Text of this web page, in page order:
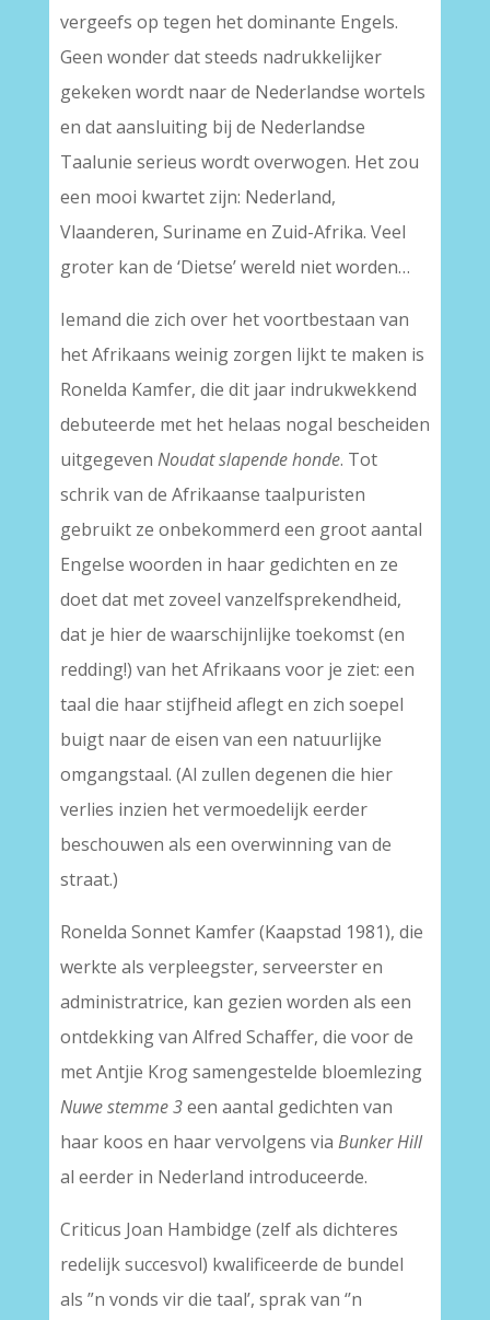
vergeefs op tegen het dominante Engels.
Geen wonder dat steeds nadrukkelijker
gekeken wordt naar de Nederlandse wortels
en dat aansluiting bij de Nederlandse
Taalunie serieus wordt overwogen. Het zou
een mooi kwartet zijn: Nederland,
Vlaanderen, Suriname en Zuid-Afrika. Veel
groter kan de ‘Dietse’ wereld niet worden…
Iemand die zich over het voortbestaan van
het Afrikaans weinig zorgen lijkt te maken is
Ronelda Kamfer, die dit jaar indrukwekkend
debuteerde met het helaas nogal bescheiden
uitgegeven Noudat slapende honde. Tot
schrik van de Afrikaanse taalpuristen
gebruikt ze onbekommerd een groot aantal
Engelse woorden in haar gedichten en ze
doet dat met zoveel vanzelfsprekendheid,
dat je hier de waarschijnlijke toekomst (en
redding!) van het Afrikaans voor je ziet: een
taal die haar stijfheid aflegt en zich soepel
buigt naar de eisen van een natuurlijke
omgangstaal. (Al zullen degenen die hier
verlies inzien het vermoedelijk eerder
beschouwen als een overwinning van de
straat.)
Ronelda Sonnet Kamfer (Kaapstad 1981), die
werkte als verpleegster, serveerster en
administratrice, kan gezien worden als een
ontdekking van Alfred Schaffer, die voor de
met Antjie Krog samengestelde bloemlezing
Nuwe stemme 3een aantal gedichten van
haar koos en haar vervolgens via Bunker Hill
al eerder in Nederland introduceerde.
Criticus Joan Hambidge (zelf als dichteres
redelijk succesvol) kwalificeerde de bundel
als ”n vonds vir die taal’, sprak van ‘’n